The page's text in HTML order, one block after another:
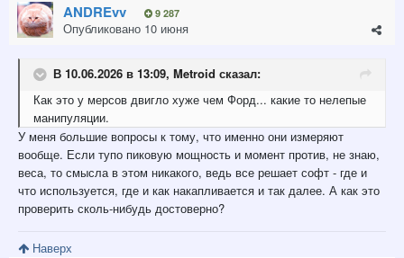
ANDREvv 9 287
Опубликовано 10 июня
В 10.06.2026 в 13:09, Metroid сказал:
Как это у мерсов двигло хуже чем Форд... какие то нелепые
манипуляции.
У меня большие вопросы к тому, что именно они измеряют
вообще. Если тупо пиковую мощность и момент против, не знаю,
веса, то смысла в этом никакого, ведь все решает софт - где и
что используется, где и как накапливается и так далее. А как это
проверить сколь-нибудь достоверно?
Наверх